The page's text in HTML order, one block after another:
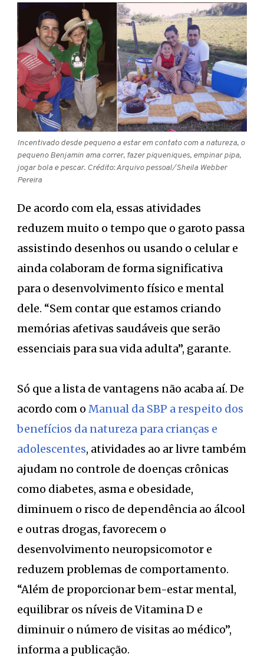
Incentivado desde pequeno a estar em contato com a natureza, o
pequeno Benjamin ama correr, fazer piqueniques, empinar pipa,
jogar bola e pescar. Crédito: Arquivo pessoal/Sheila Webber
Pereira
De acordo com ela, essas atividades
reduzem muito o tempo que o garoto passa
assistindo desenhos ou usando o celular e
ainda colaboram de forma significativa
para o desenvolvimento físico e mental
dele. “Sem contar que estamos criando
memórias afetivas saudáveis que serão
essenciais para sua vida adulta”, garante.
Só que a lista de vantagens não acaba aí. De
acordo com o Manual da SBP a respeito dos
benefícios da natureza para crianças e
adolescentes, atividades ao ar livre também
ajudam no controle de doenças crônicas
como diabetes, asma e obesidade,
diminuem o risco de dependência ao álcool
e outras drogas, favorecem o
desenvolvimento neuropsicomotor e
reduzem problemas de comportamento.
“Além de proporcionar bem-estar mental,
equilibrar os níveis de Vitamina D e
diminuir o número de visitas ao médico”,
informa a publicação.